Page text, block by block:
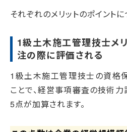
それぞれのメリットのポイントに
1級土木施工管理技士メ
注の際に評価される
1級土木施工管理技士の資格
ことで、経営事項審査の技術力
5点が加算されます。